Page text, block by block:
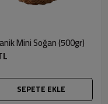
Mini Soğan (500gr)
SEPETE EKLE